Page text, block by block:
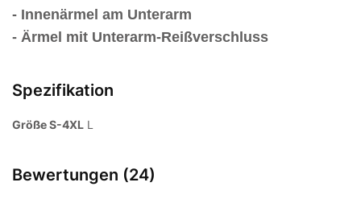
- Innenärmel am Unterarm
- Ärmel mit Unterarm-Reißverschluss
Spezifikation
Größe S-4XL L
Bewertungen (24)